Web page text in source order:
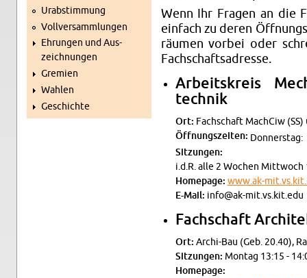
Ur­ab­stim­mung
Voll­ver­samm­lun­gen
Eh­run­gen und Aus­
zeich­nun­gen
Gre­mi­en
Wah­len
Ge­schich­te
Wenn Ihr Fra­gen an die
ein­fach zu deren
räu­men vor­bei oder
Fach­schafts­adres­se.
Ar­beits­kreis
tech­nik
Ort: Fach­schaft Mach­Ciw
Öff­nungs­zei­ten: Don­ners­tag:
Sit­zun­gen:
i.d.R. alle 2 Wo­chen Mitt­woch
Home­page: www.​ak-​
E-Mail: info@​ak-​mit.​vs.​kit.​edu
Fach­schaft
Ort: Ar­chi-Bau (Geb. 20.40),
Sit­zun­gen: Mon­tag 13:15 -
Home­page: